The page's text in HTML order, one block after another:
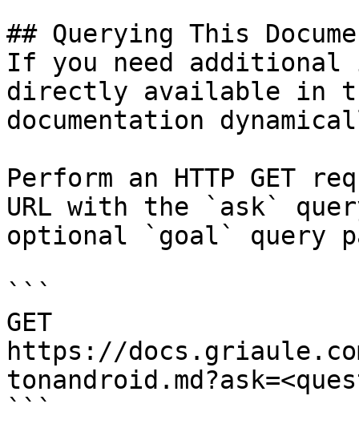
## Querying This
If you need
directly available in
documentation
Perform an HTTP GET
URL with the `ask`
optional `goal` query
```
GET
https://
```